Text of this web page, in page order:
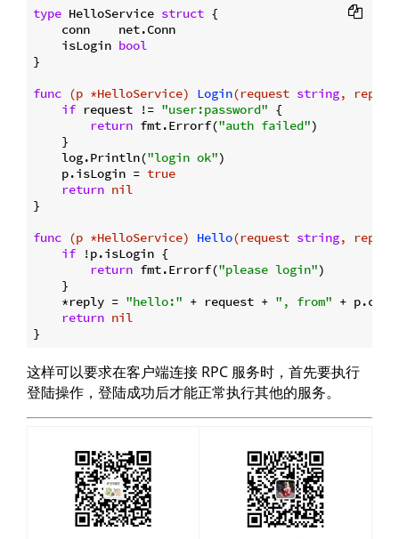
type HelloService struct {
    conn    net.Conn
    isLogin
bool
}
func (p *HelloService) Login(request string, reply
if request != "user:password" {
return fmt.Errorf("auth failed")
    }
    log.Println(
"login ok")
    p.isLogin =
true
return nil
}
func (p *HelloService) Hello(request string, reply
if !p.isLogin {
return fmt.Errorf("please login")
    }
    *reply =
"hello:" + request + ", from" +
return nil
这样可以要求在客户端连接 RPC 服务时，首先要执行
登陆操作，登陆成功后才能正常执行其他的服务。